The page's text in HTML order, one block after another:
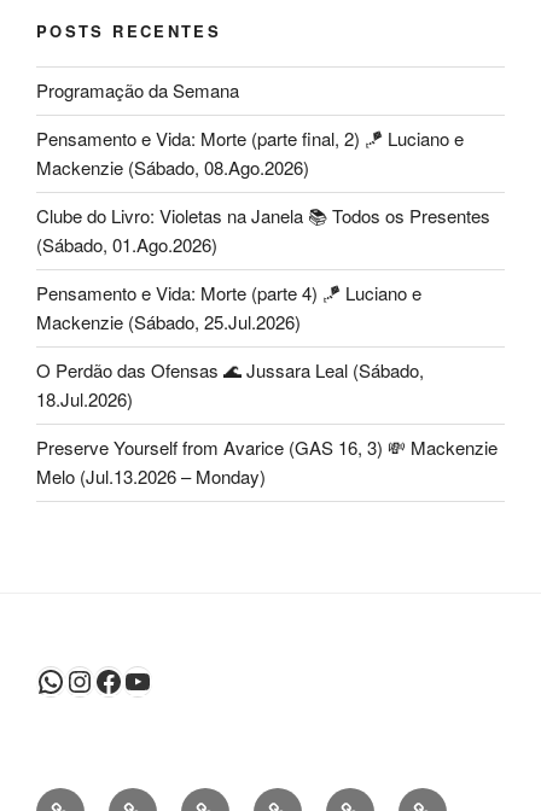
POSTS RECENTES
Programação da Semana
Pensamento e Vida: Morte (parte final, 2) 🪁 Luciano e
Mackenzie (Sábado, 08.Ago.2026)
Clube do Livro: Violetas na Janela 📚 Todos os Presentes
(Sábado, 01.Ago.2026)
Pensamento e Vida: Morte (parte 4) 🪁 Luciano e
Mackenzie (Sábado, 25.Jul.2026)
O Perdão das Ofensas 🌊 Jussara Leal (Sábado,
18.Jul.2026)
Preserve Yourself from Avarice (GAS 16, 3) 💸 Mackenzie
Melo (Jul.13.2026 – Monday)
WhatsApp
Instagram
Facebook
Youtube
Sobre AtividadesAgenda Agenda CantinhoPensamento